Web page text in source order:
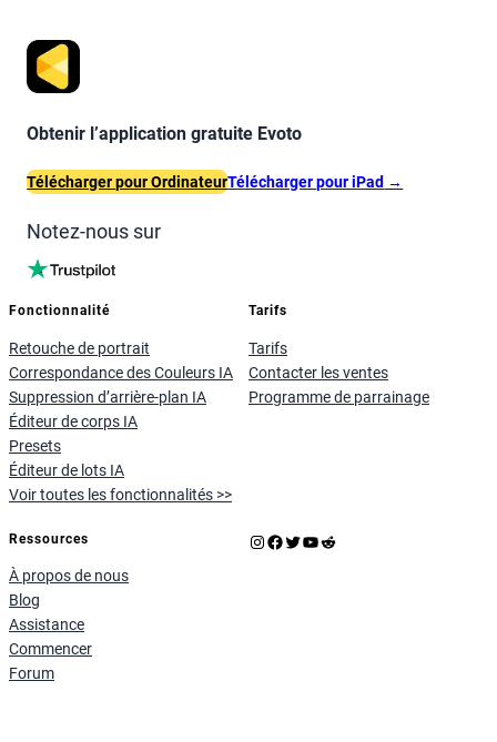
Obtenir l’application gratuite Evoto
Télécharger pour OrdinateurTélécharger pour iPad →
Notez-nous sur
Fonctionnalité
Retouche de portrait
Correspondance des Couleurs IA
Suppression d’arrière-plan IA
Éditeur de corps IA
Presets
Éditeur de lots IA
Voir toutes les fonctionnalités >>
Tarifs
Tarifs
Contacter les ventes
Programme de parrainage
Ressources
À propos de nous
Blog
Assistance
Commencer
Forum
Instagram
Facebook
X YouTube
Reddit